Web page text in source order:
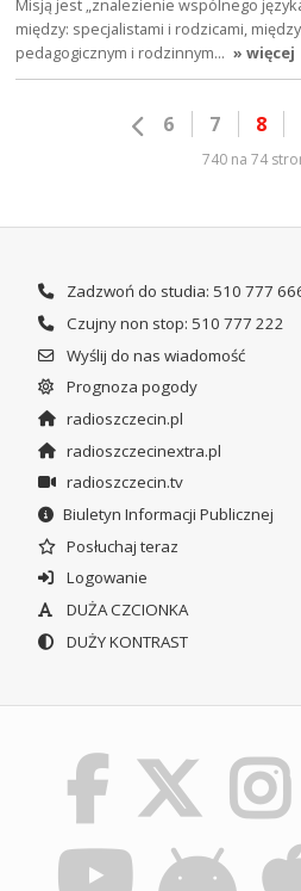
Misją jest „znalezienie wspólnego
między: specjalistami i rodzicami,
pedagogicznym i rodzinnym… » więcej
6 7 8
740 na 74
Zadzwoń do studia: 510 777
Czujny non stop: 510 777 222
Wyślij do nas wiadomość
Prognoza pogody
radioszczecin.pl
radioszczecinextra.pl
radioszczecin.tv
Biuletyn Informacji Publicznej
Posłuchaj teraz
Logowanie
DUŻA CZCIONKA
DUŻY KONTRAST